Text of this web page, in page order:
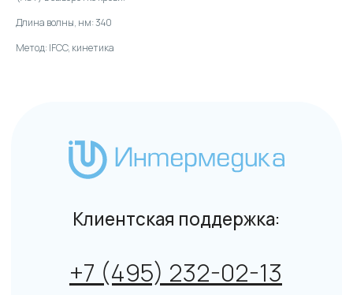
Длина волны, нм: 340
Метод: IFCC, кинетика
© Интермедика 1999–2026